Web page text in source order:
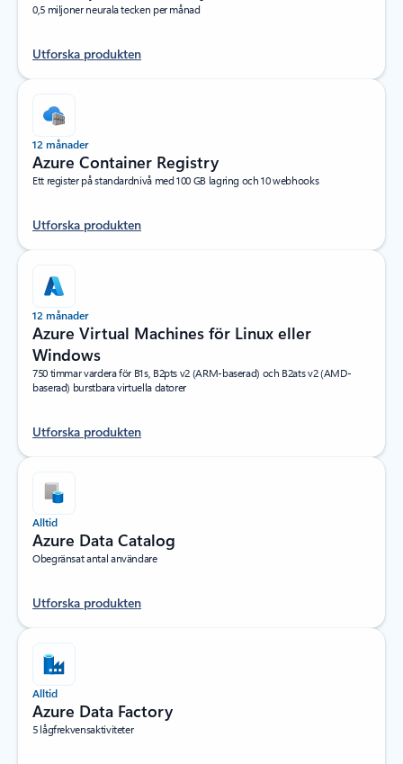
0,5 miljoner neurala tecken per månad
Utforska produkten
12 månader
Azure Container Registry
Ett register på standardnivå med 100 GB lagring och 10 webhooks
Utforska produkten
12 månader
Azure Virtual Machines för Linux eller
Windows
750 timmar vardera för B1s, B2pts v2 (ARM-baserad) och B2ats v2 (AMD-
baserad) burstbara virtuella datorer
Utforska produkten
Alltid
Azure Data Catalog
Obegränsat antal användare
Utforska produkten
Alltid
Azure Data Factory
5 lågfrekvensaktiviteter